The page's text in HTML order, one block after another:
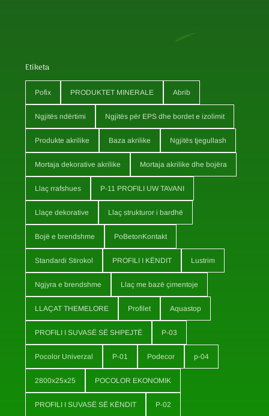
Etiketa
Pofix PRODUKTET MINERALE Abrib
Ngjitës ndërtimi Ngjitës për EPS dhe bordet e izolimit
Produkte akrilike Baza akrilike Ngjitës tjegullash
Mortaja dekorative akrilike Mortaja akrilike dhe bojëra
Llaç rrafshues P-11 PROFILI UW TAVANI
Llaçe dekorative Llaç strukturor i bardhë
Bojë e brendshme PoBetonKontakt
Standardi Stirokol PROFILI I KËNDIT Lustrim
Ngjyra e brendshme Llaç me bazë çimentoje
LLAÇAT THEMELORE Profilet Aquastop
PROFILI I SUVASË SË SHPEJTË P-03
Pocolor Univerzal P-01 Podecor p-04
2800x25x25 POCOLOR EKONOMIK
PROFILI I SUVASË SË KËNDIT P-02